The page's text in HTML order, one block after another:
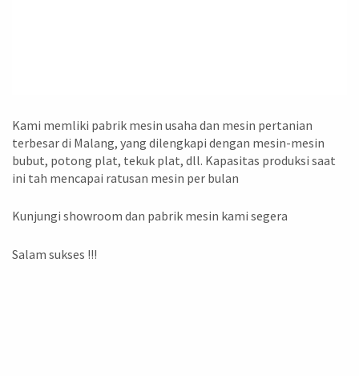
Kami memliki pabrik mesin usaha dan mesin pertanian
terbesar di Malang, yang dilengkapi dengan mesin-mesin
bubut, potong plat, tekuk plat, dll. Kapasitas produksi saat
ini tah mencapai ratusan mesin per bulan
Kunjungi showroom dan pabrik mesin kami segera
Salam sukses !!!